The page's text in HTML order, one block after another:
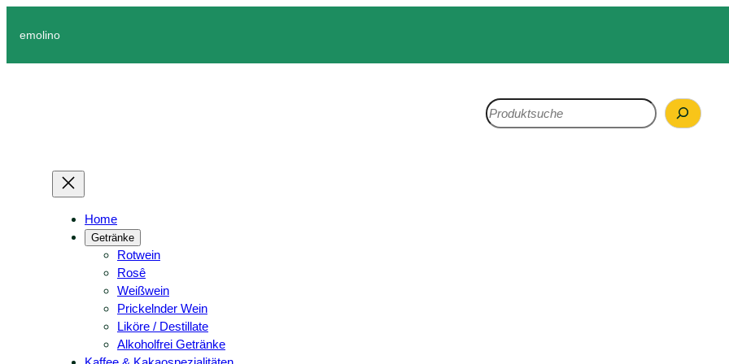
Inhalt
emolino
Search
Home
Getränke
Rotwein
Rosê
Weißwein
Prickelnder Wein
Liköre / Destillate
Alkoholfrei Getränke